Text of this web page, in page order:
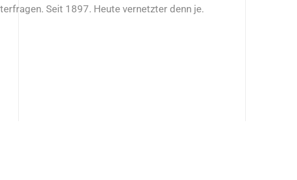
Seit 1897. Heute vernetzter denn je.